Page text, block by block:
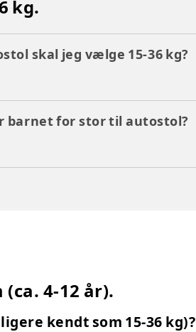
kg.
skal jeg vælge 15-36 kg?
barnet for stor til autostol?
4-12 år).
kendt som 15-36 kg)?